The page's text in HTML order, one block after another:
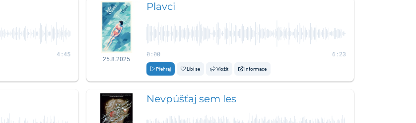
4:45
25.8.2025
Plavci
0:00 6:23
Přehraj Líbí se Vložit Informace
Nevpúšťaj sem les